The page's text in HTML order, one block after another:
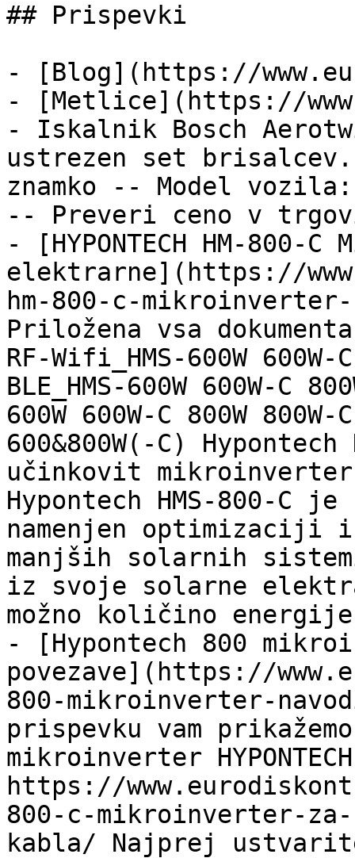
## Prispevki
- [Blog](https://
- [Metlice](https://
- Iskalnik Bosch
ustrezen set
znamko -- Model
-- Preveri ceno v
- [HYPONTECH HM-
elektrarne](https://
hm-800-c-
Priložena vsa
RF-Wifi_HMS-600W
BLE_HMS-600W 600W-C
600W 600W-C 800W 800W-
600&800W(-C)
učinkovit mikroinverter
Hypontech HMS-800-C
namenjen optimizaciji
manjših solarnih
iz svoje solarne
možno količino
- [Hypontech 800
povezave](https://
800-mikroinverter-
prispevku vam
mikroinverter
https://
800-c-mikroinverter-
kabla/ Najprej